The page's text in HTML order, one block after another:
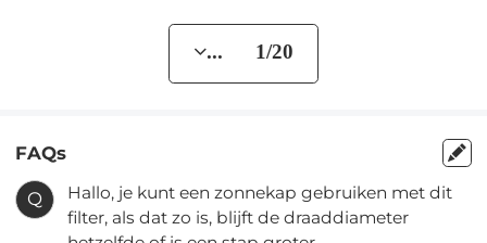
... 1/20
FAQs
Q
Hallo, je kunt een zonnekap gebruiken met dit
filter, als dat zo is, blijft de draaddiameter